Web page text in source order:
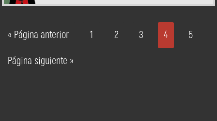
« Página anterior 1 2 3 4 5
Página siguiente »